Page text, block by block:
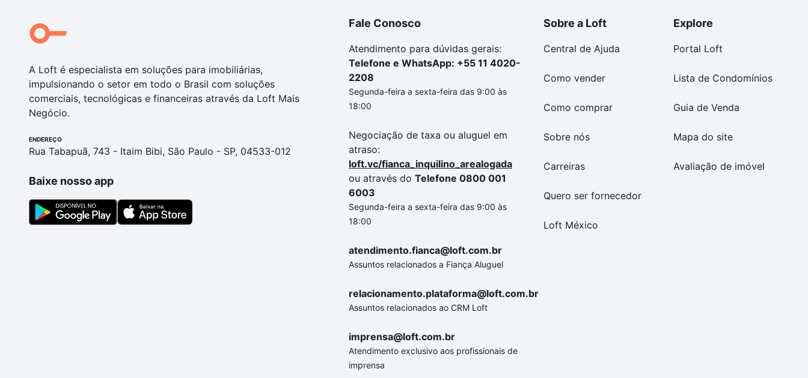
A Loft é especialista em soluções para imobiliárias,
impulsionando o setor em todo o Brasil com soluções
comerciais, tecnológicas e financeiras através da Loft Mais
Negócio.
ENDEREÇO
Rua Tabapuã, 743 - Itaim Bibi, São Paulo - SP, 04533-012
Baixe nosso app
Fale Conosco
Atendimento para dúvidas gerais:
Telefone e WhatsApp: +55 11 4020-
2208
Segunda-feira a sexta-feira das 9:00 às
18:00
Negociação de taxa ou aluguel em
atraso:
loft.vc/fianca_inquilino_arealogada
ou através do Telefone 0800 001
6003
Segunda-feira a sexta-feira das 9:00 às
18:00
atendimento.fianca@loft.com.br
Assuntos relacionados a Fiança Aluguel
relacionamento.plataforma@loft.com.br
Assuntos relacionados ao CRM Loft
imprensa@loft.com.br
Atendimento exclusivo aos profissionais de
imprensa
Sobre a Loft
Central de Ajuda
Como vender
Como comprar
Sobre nós
Carreiras
Quero ser fornecedor
Loft México
Explore
Portal Loft
Lista de Condomínios
Guia de Venda
Mapa do site
Avaliação de imóvel